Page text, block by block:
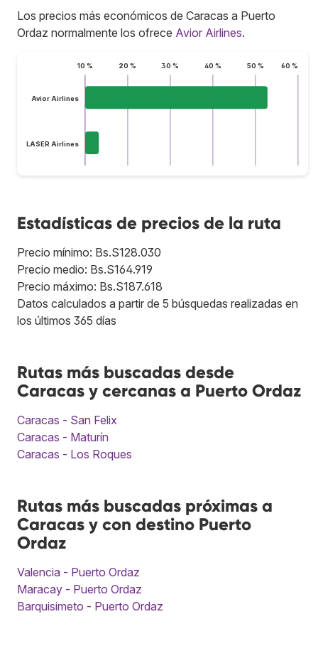
Los precios más económicos de Caracas a Puerto
Ordaz normalmente los ofrece Avior Airlines.
10 % 20 % 30 % 40 % 50 % 60 %
Avior Airlines
LASER Airlines
Estadísticas de precios de la ruta
Precio mínimo: Bs.S128.030
Precio medio: Bs.S164.919
Precio máximo: Bs.S187.618
Datos calculados a partir de 5 búsquedas realizadas en
los últimos 365 días
Rutas más buscadas desde
Caracas y cercanas a Puerto Ordaz
Caracas - San Felix
Caracas - Maturín
Caracas - Los Roques
Rutas más buscadas próximas a
Caracas y con destino Puerto
Ordaz
Valencia - Puerto Ordaz
Maracay - Puerto Ordaz
Barquisimeto - Puerto Ordaz